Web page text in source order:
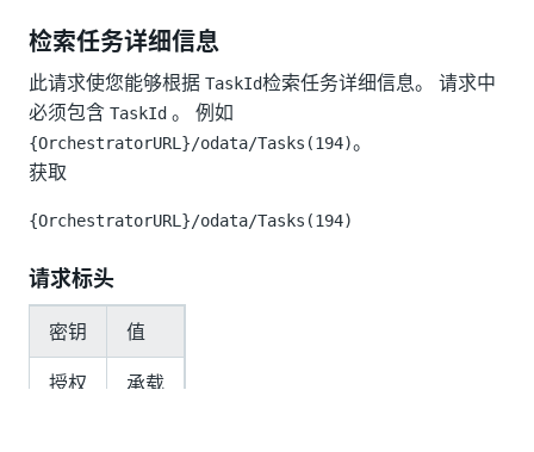
检索任务详细信息
此请求使您能够根据 TaskId检索任务详细信息。 请求中
必须包含 TaskId 。 例如
{OrchestratorURL}/odata/Tasks(194)。
获取
{OrchestratorURL}/odata/Tasks(194)
请求标头
密钥
值
授权
承载